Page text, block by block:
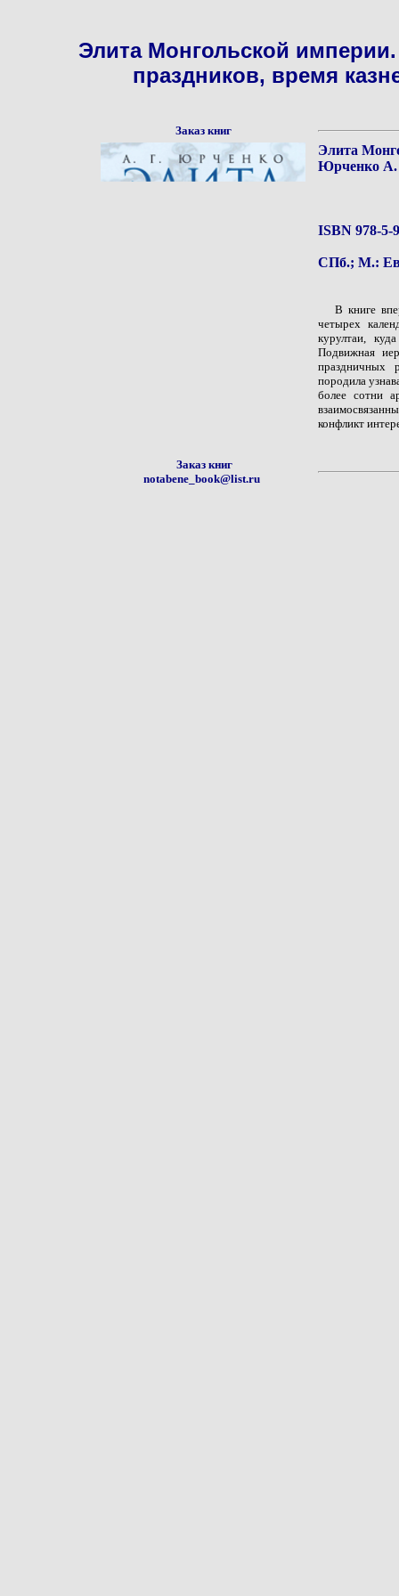
Элита Монгольской
праздников, время
Заказ книг
Элита
Юрченко А.
ISBN 978-5-
СПб.; М.:
В книге
четырех
курултаи,
Подвижная
праздничных
породила
более сотни
конфликт
Заказ книг
notabene_book@list.ru